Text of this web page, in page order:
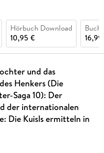
Hörbuch Download
10,95 €
und das
Henkers (Die
Saga 10): Der
der internationalen
Die Kuisls ermitteln in